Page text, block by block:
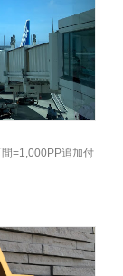
=1,000PP追加付